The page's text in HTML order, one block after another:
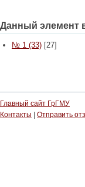
Данный элемент
№ 1 (33) [27]
Главный сайт ГрГМУ
Контакты
Отправить